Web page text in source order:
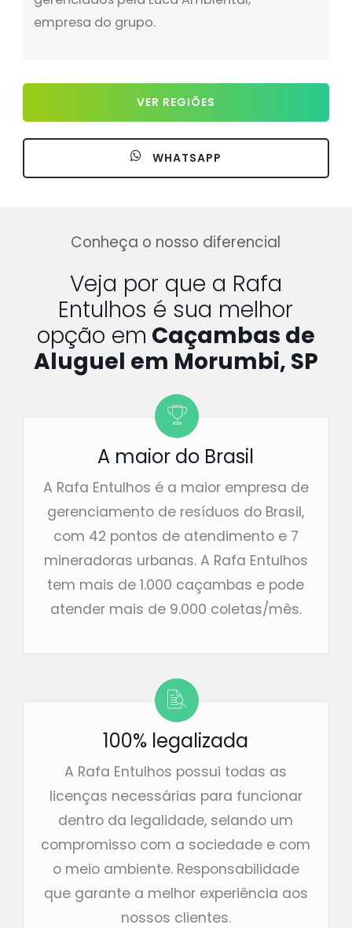
empresa do grupo.
VER REGIÕES
WHATSAPP
Conheça o nosso diferencial
Veja por que a Rafa
Entulhos é sua melhor
opção em Caçambas de
Aluguel em Morumbi, SP
A maior do Brasil
A Rafa Entulhos é a maior empresa de
gerenciamento de resíduos do Brasil,
com 42 pontos de atendimento e 7
mineradoras urbanas. A Rafa Entulhos
tem mais de 1.000 caçambas e pode
atender mais de 9.000 coletas/mês.
100% legalizada
A Rafa Entulhos possui todas as
licenças necessárias para funcionar
dentro da legalidade, selando um
compromisso com a sociedade e com
o meio ambiente. Responsabilidade
que garante a melhor experiência aos
nossos clientes.